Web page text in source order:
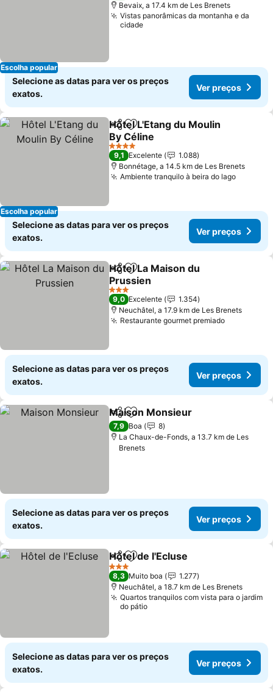
Escolha popular
Bevaix, a 17.4 km de Les Brenets
Vistas panorâmicas da montanha e da
cidade
Selecione as datas para ver os preços
exatos.
Ver preços
Escolha popular
PartilharAdicionar aos favoritos
Hôtel L'Etang du Moulin
By Céline
Ver preços
4 Estrelas
9,1 Excelente
1.088
Bonnétage, a 14.5 km de Les Brenets
Ambiente tranquilo à beira do lagoVer
Selecione as datas para ver os preços
exatos.
Ver preços
PartilharAdicionar aos favoritos
Hôtel La Maison du
Prussien
Ver preços
3 Estrelas
9,0 Excelente
1.354
Neuchâtel, a 17.9 km de Les Brenets
Restaurante gourmet premiadoVer
Selecione as datas para ver os preços
exatos.
Ver preços
PartilharAdicionar aos favoritos
Maison Monsieur
7,9 Boa
8
La Chaux-de-Fonds, a 13.7 km de Les
Brenets
Selecione as datas para ver os preços
exatos.
Ver preços
PartilharAdicionar aos favoritos
Hôtel de l'Ecluse
3 Estrelas
8,3 Muito boa
1.277
Neuchâtel, a 18.7 km de Les Brenets
Quartos tranquilos com vista para o jardim
do pátio
Selecione as datas para ver os preços
exatos.
Ver preços